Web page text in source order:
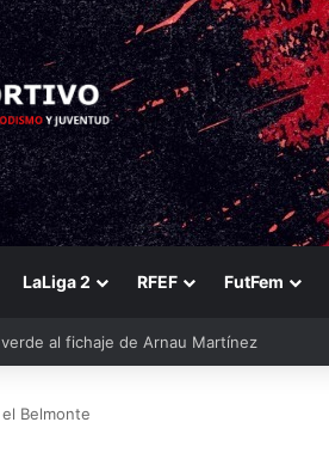
LaLiga 2 RFEF FutFem
las canteras para reforzarse
Belmonte